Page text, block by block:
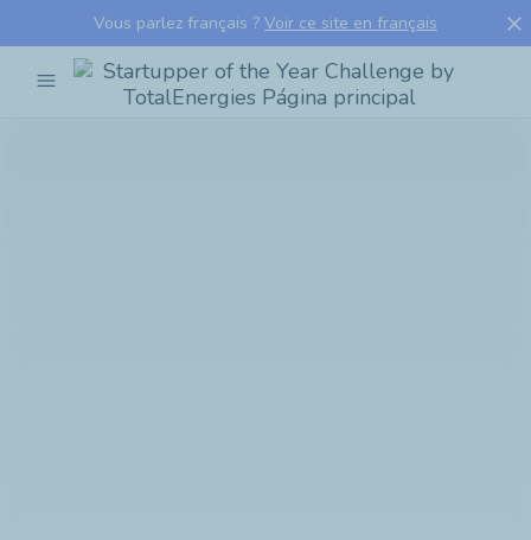
Vous parlez français ? Voir ce site en français close
menu
Startupper